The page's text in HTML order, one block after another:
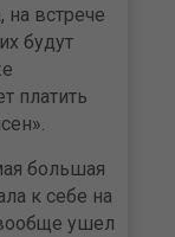
встрече
будут
платить
большая
к себе на
ушел